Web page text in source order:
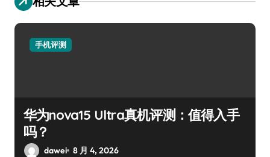
手机评测
华为nova15 Ultra真机评测：值得入手
吗？
dawei 8 月 4, 2026